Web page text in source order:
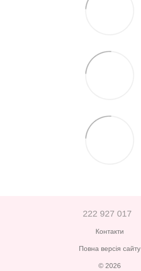
222 927 017
Контакти
Повна версія сайту
© 2026